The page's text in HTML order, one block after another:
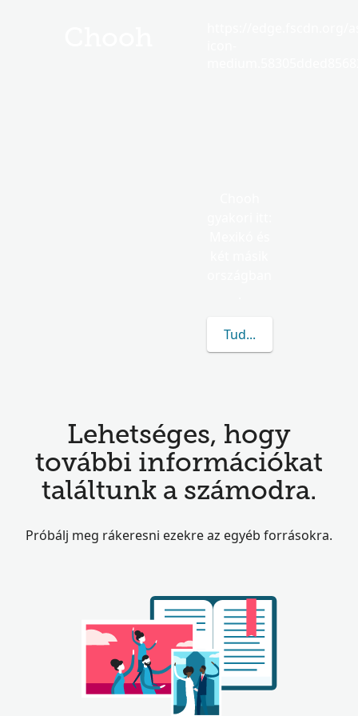
Tudj meg többet a(z)
Lehetséges, hogy
további információkat
találtunk a számodra.
Próbálj meg rákeresni ezekre az egyéb forrásokra.